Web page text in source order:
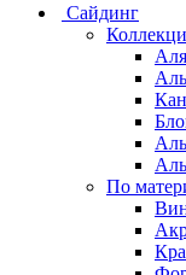
Сайдинг
По